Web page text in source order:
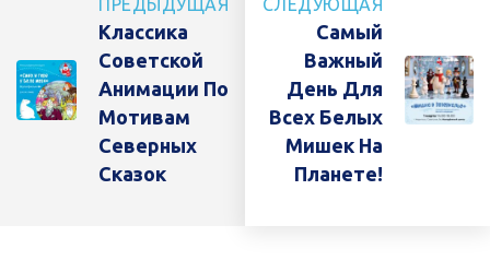
ПРЕДЫДУЩАЯ
Классика
Советской
Анимации По
Мотивам
Северных
Сказок
СЛЕДУЮЩАЯ
Самый
Важный
День Для
Всех Белых
Мишек На
Планете!